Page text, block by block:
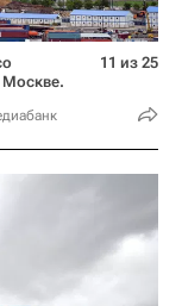
11 из 25